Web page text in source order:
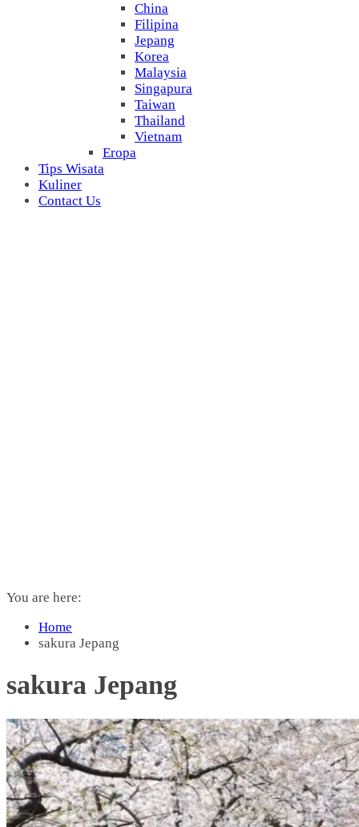
China
Filipina
Jepang
Korea
Malaysia
Singapura
Taiwan
Thailand
Vietnam
Eropa
Tips Wisata
Kuliner
Contact Us
You are here:
Home
sakura Jepang
sakura Jepang